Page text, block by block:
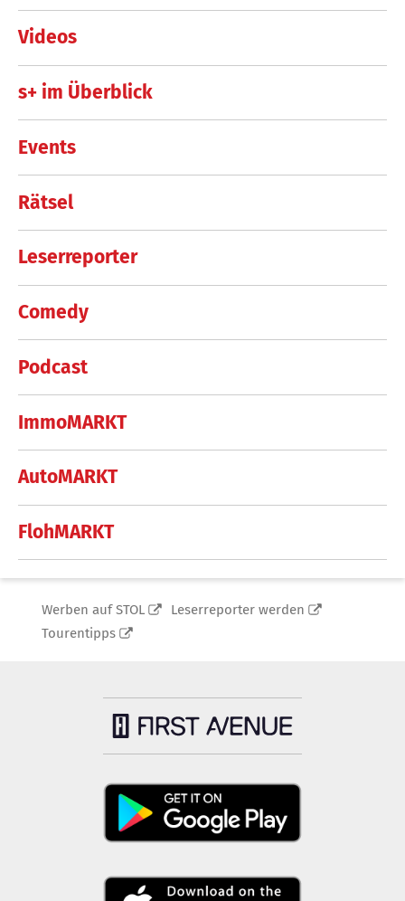
Videos
s+ im Überblick
Events
Rätsel
Leserreporter
Comedy
Podcast
ImmoMARKT
AutoMARKT
FlohMARKT
Werben auf STOL
Leserreporter werden
Tourentipps